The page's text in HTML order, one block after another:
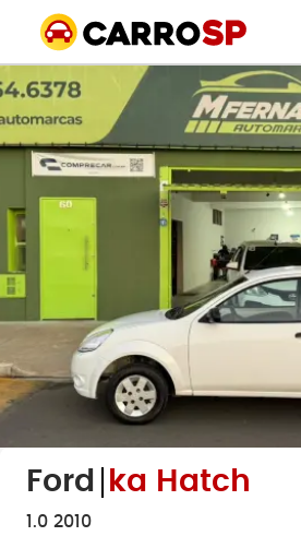
Ford ka Hatch
1.0 2010